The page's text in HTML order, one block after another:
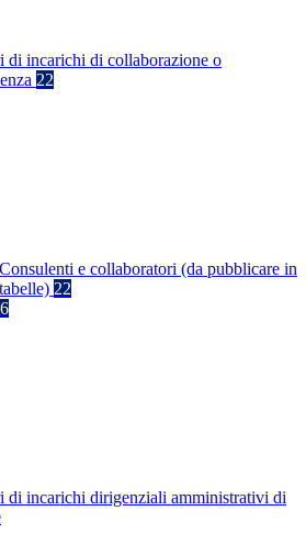
di incarichi di collaborazione o
22
Consulenti e collaboratori (da pubblicare in
tabelle) 22
di incarichi dirigenziali amministrativi di